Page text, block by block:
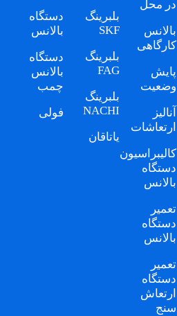
در محل
بالانس
کارگاهی
پایش
وضعیت
آنالیز
ارتعاشات
کالیبراسیون
دستگاه
بالانس
تعمیر
دستگاه
بالانس
تعمیر
دستگاه
ارتعاش
سنج
بلبرینگ
SKF
بلبرینگ
FAG
بلبرینگ
NACHI
یاتاقان
دستگاه
بالانس
دستگاه
بالانس
چمب
فولی